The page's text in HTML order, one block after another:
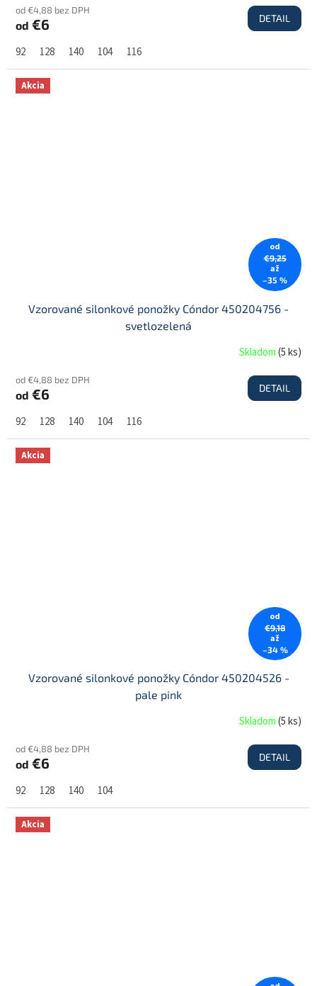
od €4,88 bez DPH
od €6 DETAIL
92 128 140 104 116
Akcia
od
€9,25
až
–35 %
Vzorované silonkové ponožky Cóndor 450204756 -
svetlozelená
Skladom(5 ks)
od €4,88 bez DPH
od €6 DETAIL
92 128 140 104 116
Akcia
od
€9,18
až
–34 %
Vzorované silonkové ponožky Cóndor 450204526 -
pale pink
Skladom(5 ks)
od €4,88 bez DPH
od €6 DETAIL
92 128 140 104
Akcia